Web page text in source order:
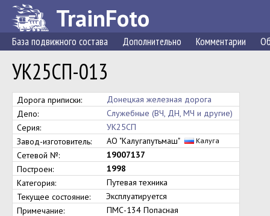
TrainFoto
База подвижного состава Дополнительно Комментарии
УК25СП-013
Дорога приписки:
Донецкая железная дорога
Депо:
Служебные (ВЧ, ДН, МЧ и другие)
Серия:
УК25СП
Завод-изготовитель:
АО "Калугапутьмаш" Калуга
Сетевой №:
19007137
Построен:
1998
Категория:
Путевая техника
Текущее состояние:
Эксплуатируется
Примечание:
ПМС-134 Попасная